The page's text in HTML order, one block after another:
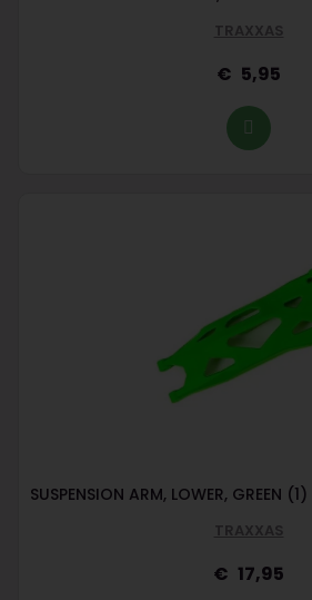
TRAXXAS
5,95
SUSPENSION ARM, LOWER, GREEN
TRAXXAS
17,95